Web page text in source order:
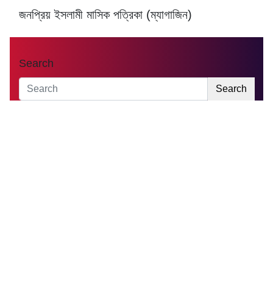
জনপ্রিয় ইসলামী মাসিক পত্রিকা (ম্যাগাজিন)
Search
Search